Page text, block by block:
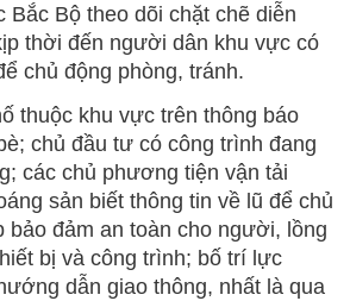
Bắc Bộ theo dõi chặt chẽ diễn
thời đến người dân khu vực có
chủ động phòng, tránh.
thuộc khu vực trên thông báo
chủ đầu tư có công trình đang
các chủ phương tiện vận tải
sản biết thông tin về lũ để chủ
bảo đảm an toàn cho người, lồng
bị và công trình; bố trí lực
dẫn giao thông, nhất là qua